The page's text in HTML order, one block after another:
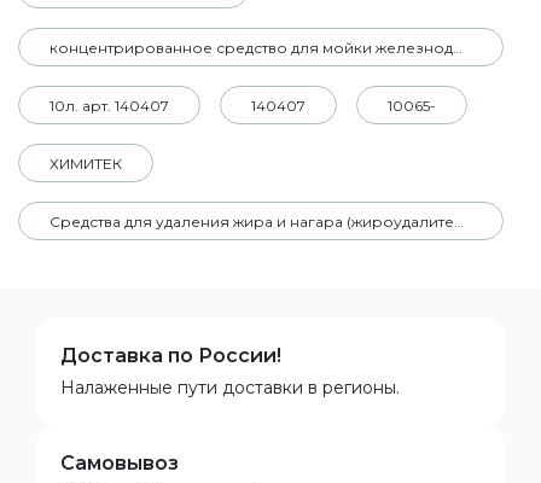
концентрированное средство для мойки железнодорожного транспорта
10л. арт. 140407 140407 10065-
ХИМИТЕК
Средства для удаления жира и нагара (жироудалители)
Доставка по России!
Налаженные пути доставки в регионы.
Самовывоз